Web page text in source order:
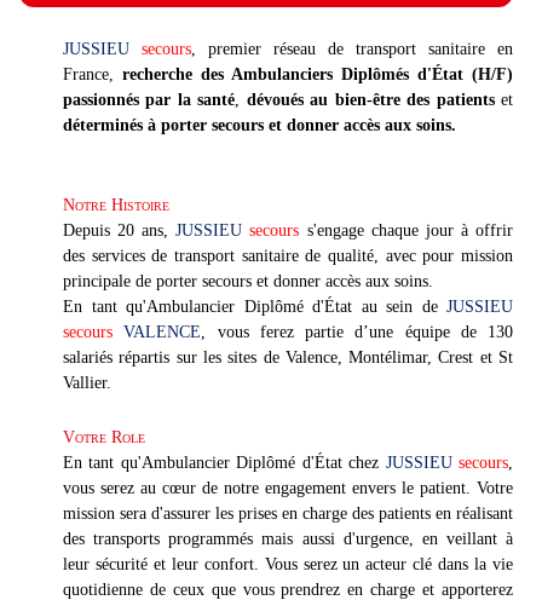
JUSSIEU secours, premier réseau de transport sanitaire en
France, recherche des Ambulanciers Diplômés d'État (H/F)
passionnés par la santé, dévoués au bien-être des patientset
déterminés à porter secours et donner accès aux soins.
Notre Histoire
Depuis 20 ans,JUSSIEU secours s'engage chaque jour à offrir
des services de transport sanitaire de qualité, avec pour mission
principale de porter secours et donner accès aux soins.
En tant qu'Ambulancier Diplômé d'État au sein de JUSSIEU
secours
VALENCE, vous ferez partie d’une équipe de 130
salariés répartis sur les sites de Valence, Montélimar, Crest et St
Vallier.
Votre Role
En tant qu'Ambulancier Diplômé d'État chez JUSSIEU secours,
vous serez au cœur de notre engagement envers le patient. Votre
mission sera d'assurer les prises en charge des patients en réalisant
des transports programmés mais aussi d'urgence, en veillant à
leur sécurité et leur confort. Vous serez un acteur clé dans la vie
quotidienne de ceux que vous prendrez en charge et apporterez